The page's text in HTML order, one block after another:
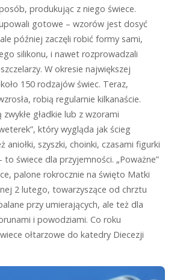
produkując z niego świece.
gotowe – wzorów jest dosyć
później zaczęli robić formy sami,
silikonu, i nawet rozprowadzali
W okresie największej
150 rodzajów świec. Teraz,
robią regularnie kilkanaście.
gładkie lub z wzorami
który wygląda jak ścieg
aniołki, szyszki, choinki, czasami figurki
to świece dla przyjemności. „Poważne”
palone rokrocznie na święto Matki
2 lutego, towarzyszące od chrztu
przy umierających, ale też dla
i powodziami. Co roku
ołtarzowe do katedry Diecezji